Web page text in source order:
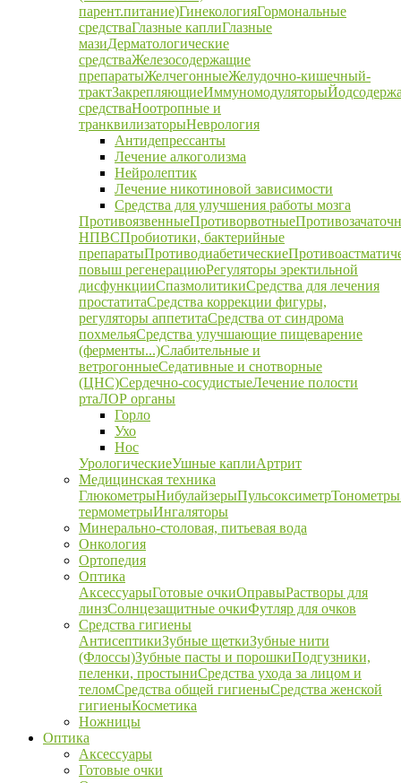
парент.питание)ГинекологияГормональные
средстваГлазные каплиГлазные
мазиДерматологические
средстваЖелезосодержащие
препаратыЖелчегонныеЖелудочно-кишечный-
трактЗакрепляющиеИммуномодуляторы
средстваНоотропные и
транквилизаторыНеврология
Антидепрессанты
Лечение алкоголизма
Нейролептик
Лечение никотиновой зависимости
Средства для улучшения работы мозга
ПротивоязвенныеПротиворвотные
НПВСПробиотики, бактерийные
препаратыПротиводиабетические
повыш регенерациюРегуляторы эректильной
дисфункцииСпазмолитикиСредства для лечения
простатитаСредства коррекции фигуры,
регуляторы аппетитаСредства от синдрома
похмельяСредства улучшающие пищеварение
(ферменты...)Слабительные и
ветрогонныеСедативные и снотворные
(ЦНС)Сердечно-сосудистыеЛечение полости
ртаЛОР органы
Горло
Ухо
Нос
УрологическиеУшные каплиАртрит
Медицинская техника
ГлюкометрыНибулайзерыПульсоксиметрТонометры
термометрыИнгаляторы
Минерально-столовая, питьевая вода
Онкология
Ортопедия
Оптика
АксессуарыГотовые очкиОправыРастворы для
линзСолнцезащитные очкиФутляр для очков
Средства гигиены
АнтисептикиЗубные щеткиЗубные нити
(Флоссы)Зубные пасты и порошкиПодгузники,
пеленки, простыниСредства ухода за лицом и
теломСредства общей гигиеныСредства женской
гигиеныКосметика
Ножницы
Оптика
Аксессуары
Готовые очки